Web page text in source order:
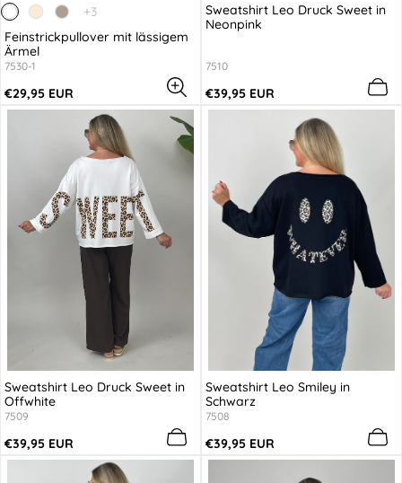
Das
hat
+3
Feinstrickpullover mit lässigem
Ärmel
7530-1
Regulärer
Preis
€29,95 EUR
Sweatshirt Leo Druck Sweet in
Neonpink
7510
Regulärer
Preis
€39,95 EUR
Sweatshirt Leo Druck Sweet in
Offwhite
7509
Regulärer
Preis
€39,95 EUR
Sweatshirt Leo Smiley in
Schwarz
7508
Regulärer
Preis
€39,95 EUR